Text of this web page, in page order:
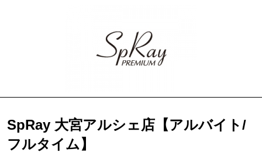
SpRay 大宮アルシェ店【アルバイト/
フルタイム】